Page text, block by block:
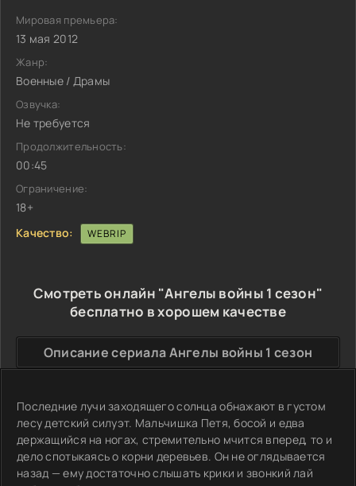
Мировая премьера:
13 мая 2012
Жанр:
Военные / Драмы
Озвучка:
Не требуется
Продолжительность:
00:45
Ограничение:
18+
Качество:
WEBRIP
Смотреть онлайн "Ангелы войны 1 сезон"
бесплатно в хорошем качестве
Описание сериала Ангелы войны 1 сезон
Последние лучи заходящего солнца обнажают в густом
лесу детский силуэт. Мальчишка Петя, босой и едва
держащийся на ногах, стремительно мчится вперед, то и
дело спотыкаясь о корни деревьев. Он не оглядывается
назад — ему достаточно слышать крики и звонкий лай